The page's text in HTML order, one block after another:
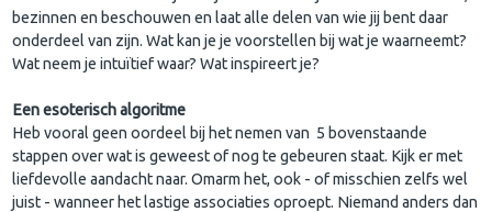
bezinnen en beschouwen en laat alle delen van wie jij bent daar
onderdeel van zijn. Wat kan je je voorstellen bij wat je waarneemt?
Wat neem je intuïtief waar? Wat inspireert je?
Een esoterisch algoritme
Heb vooral geen oordeel bij het nemen van 5 bovenstaande
stappen over wat is geweest of nog te gebeuren staat. Kijk er met
liefdevolle aandacht naar. Omarm het, ook - of misschien zelfs wel
juist - wanneer het lastige associaties oproept. Niemand anders dan